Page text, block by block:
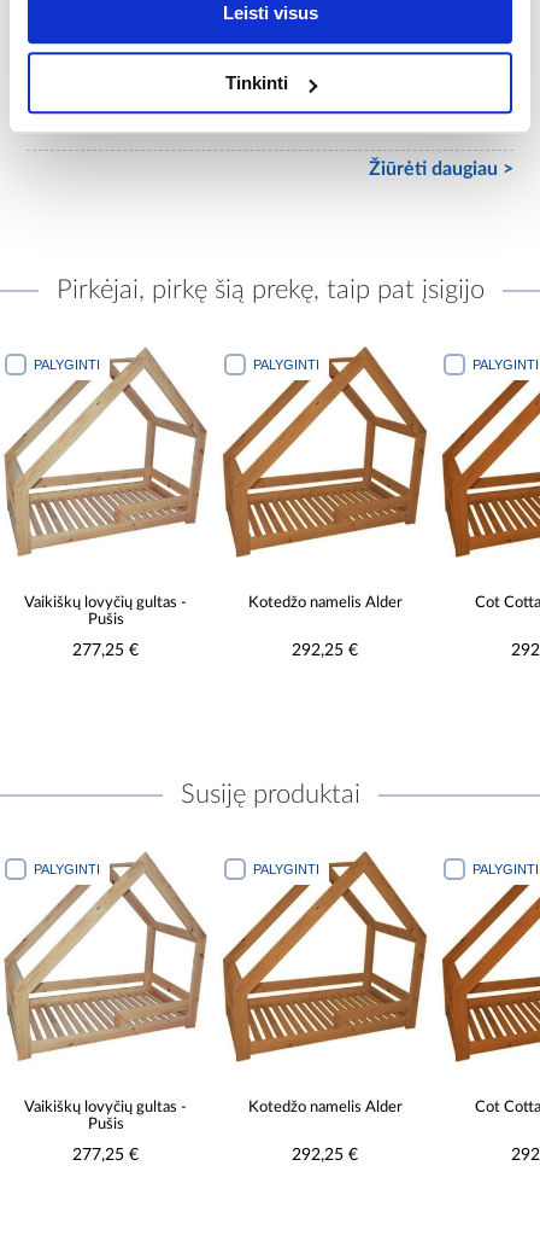
Leisti visus
Tinkinti
Miegamosios vietos plotis [cm]:
80
Miegamosios vietos ilgis [cm]:
160
Žiūrėti daugiau >
Pirkėjai, pirkę šią prekę, taip pat įsigijo
PALYGINTI
Vaikiškų lovyčių gultas -
Pušis
277,25 €
PALYGINTI
Kotedžo namelis Alder
292,25 €
PALYGINTI
Cot
Susiję produktai
PALYGINTI
Vaikiškų lovyčių gultas -
Pušis
277,25 €
PALYGINTI
Kotedžo namelis Alder
292,25 €
PALYGINTI
Cot